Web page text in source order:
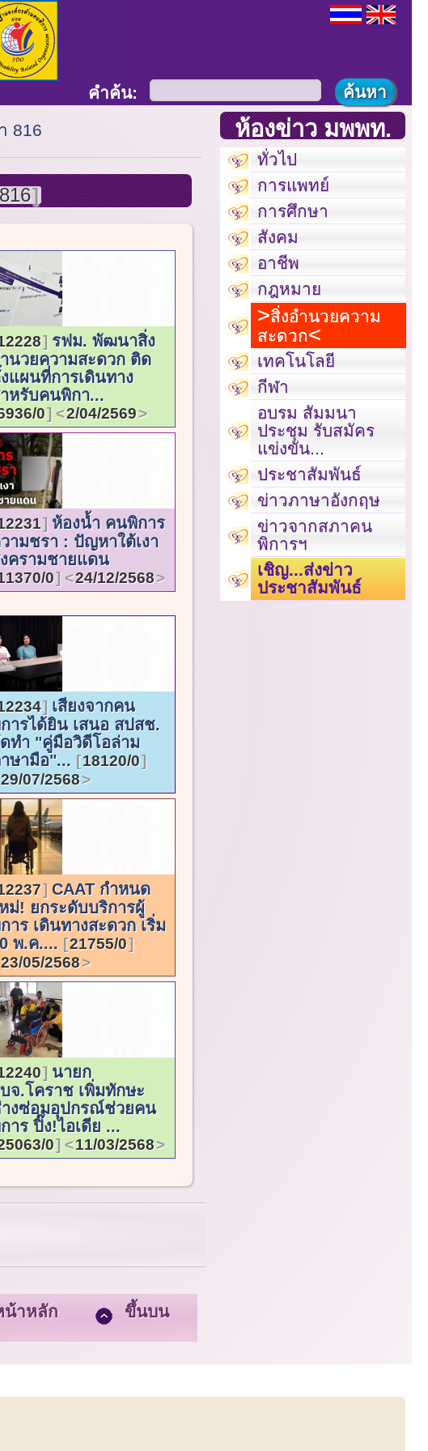
คำค้น:
816
รฟม. พัฒนาสิ่ง
นวยความสะดวก ติด
แผนที่การเดินทาง
หรับคนพิกา...
0 2/04/2569
ห้องน้ำ คนพิการ
ามชรา : ปัญหาใต้เงา
ครามชายแดน
0 24/12/2568
เสียงจากคน
ารได้ยิน เสนอ สปสช.
ทำ "คู่มือวิดีโอล่าม
ษามือ"...
18120/0
29/07/2568
CAAT กำหนด
ม่! ยกระดับบริการผู้
าร เดินทางสะดวก เริ่ม
พ.ค....
21755/0
23/05/2568
นายก
จ.โคราช เพิ่มทักษะ
งซ่อมอุปกรณ์ช่วยคน
าร ปิ๊ง!ไอเดีย ...
0 11/03/2568
น้าหลัก ขึ้นบน
ห้องข่าว มพพท.
ทั่วไป
การแพทย์
การศึกษา
สังคม
อาชีพ
กฎหมาย
สิ่งอำนวยความ
สะดวก
เทคโนโลยี
กีฬา
อบรม สัมมนา
ประชุม รับสมัคร
แข่งขัน...
ประชาสัมพันธ์
ข่าวภาษาอังกฤษ
ข่าวจากสภาคน
พิการฯ
เชิญ...ส่งข่าว
ประชาสัมพันธ์